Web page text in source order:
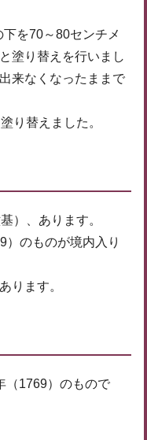
を70～80センチメ
塗り替えを行いまし
来なくなったままで
り替えました。
）、あります。
）のものが境内入り
ります。
（1769）のもので